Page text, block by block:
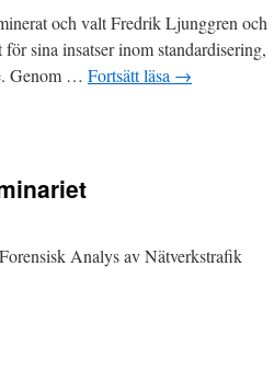
och valt Fredrik Ljunggren och
sina insatser inom standardisering,
Genom … Fortsätt läsa →
Analys av Nätverkstrafik